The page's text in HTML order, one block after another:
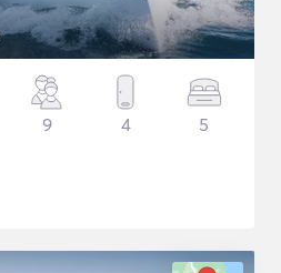
9 4 5